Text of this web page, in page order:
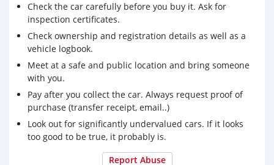
🔥รถมือเดียวออกห้าง ไมล์น้อยเช็คศูนย์ตลอด
🔥เต็นท์รถที่มียอดขายเป็นอันดับ 1 ของประเทศ
🔥มีรถให้เลือกมากกว่า 1,000 คัน
🔥ขับฟรีดอกเบี้ย 1 ปี (ผ่อน 0% 12 เดือน)
🔥รับประกันคุณภาพ ไม่พอใจยินดีคืนเงินภายใน 14วัน ที่เดียว
ในประเทศ
ราคา 444,000 บาท ผ่อนเพียง 7,921 บาท
Brand. : NISSAN Year. : 2018
Model. : NAVARA NP300 Grade. : 2.5 EL CALIBRE KING
CAB
Engine. : 2500 CC Type. : ดีเซล
Check the car carefully before you buy it. Ask for
inspection certificates.
Check ownership and registration details as well as a
vehicle logbook.
Meet at a safe and public location and bring someone
with you.
Pay after you collect the car. Always request proof of
purchase (transfer receipt, email..)
Look out for significantly undervalued cars. If it looks
too good to be true, it probably is.
Report Abuse